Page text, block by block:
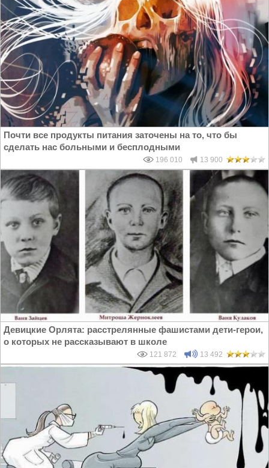
Почти все продукты питания заточены на то, что бы
сделать нас больными и бесплодными
196 010 13 900
Девицкие Орлята: расстрелянные фашистами дети-герои,
о которых не рассказывают в школе
121 872 13 492